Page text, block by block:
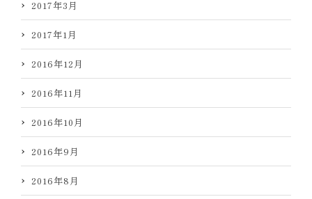
2017年3月
2017年1月
2016年12月
2016年11月
2016年10月
2016年9月
2016年8月